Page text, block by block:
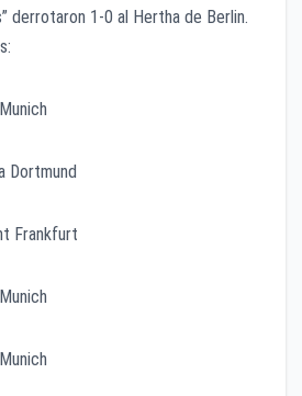
derrotaron 1-0 al Hertha de Berlin.
Dortmund
Frankfurt